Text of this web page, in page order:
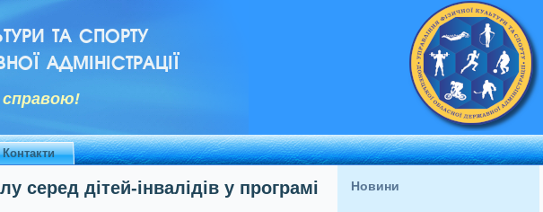
ТА СПОРТУ
АДМІНІСТРАЦІЇ
Контакти
серед дітей-інвалідів у програмі
Новини